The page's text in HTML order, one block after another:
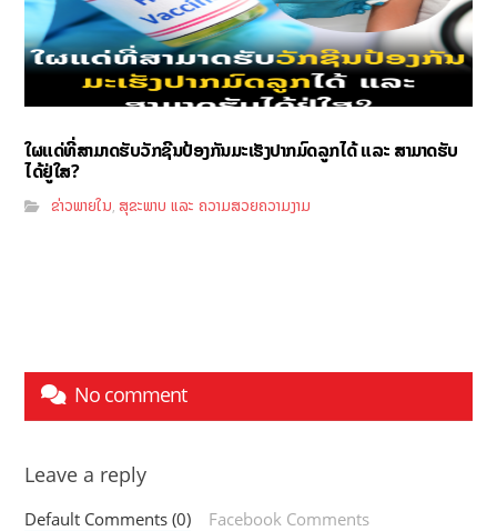
ໃຜແດ່ທີ່ສາມາດຮັບວັກຊີນປ້ອງກັນມະເຮັງປາກມົດລູກໄດ້ ແລະ ສາມາດຮັບ
ໄດ້ຢູ່ໃສ?
ຂ່າວພາຍໃນ,ສຸຂະພາບ ແລະ ຄວາມສວຍຄວາມງາມ
No comment
Leave a reply
Default Comments (0) Facebook Comments